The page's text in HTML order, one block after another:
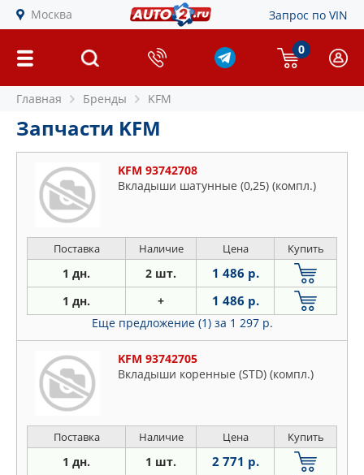
Москва Запрос по VIN
0
Главная Бренды KFM
Запчасти KFM
KFM 93742708
Вкладыши шатунные (0,25) (компл.)
Поставка Наличие Цена Купить
1 дн. 2 шт. 1 486 р.
1 дн. + 1 486 р.
Еще предложение (1) за 1 297 р.
KFM 93742705
Вкладыши коренные (STD) (компл.)
Поставка Наличие Цена Купить
1 дн. 1 шт. 2 771 р.